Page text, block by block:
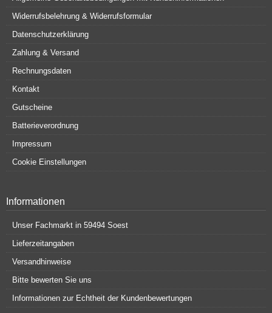
Widerrufsbelehrung & Widerrufsformular
Datenschutzerklärung
Zahlung & Versand
Rechnungsdaten
Kontakt
Gutscheine
Batterieverordnung
Impressum
Cookie Einstellungen
Informationen
Unser Fachmarkt in 59494 Soest
Lieferzeitangaben
Versandhinweise
Bitte bewerten Sie uns
Informationen zur Echtheit der Kundenbewertungen